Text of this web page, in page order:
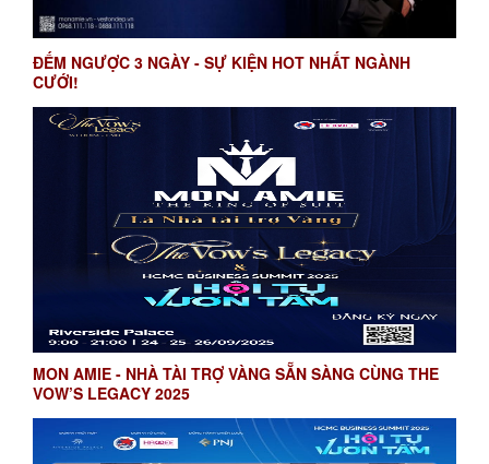
ĐẾM NGƯỢC 3 NGÀY - SỰ KIỆN HOT NHẤT NGÀNH
CƯỚI!
MON AMIE - NHÀ TÀI TRỢ VÀNG SẴN SÀNG CÙNG THE
VOW’S LEGACY 2025